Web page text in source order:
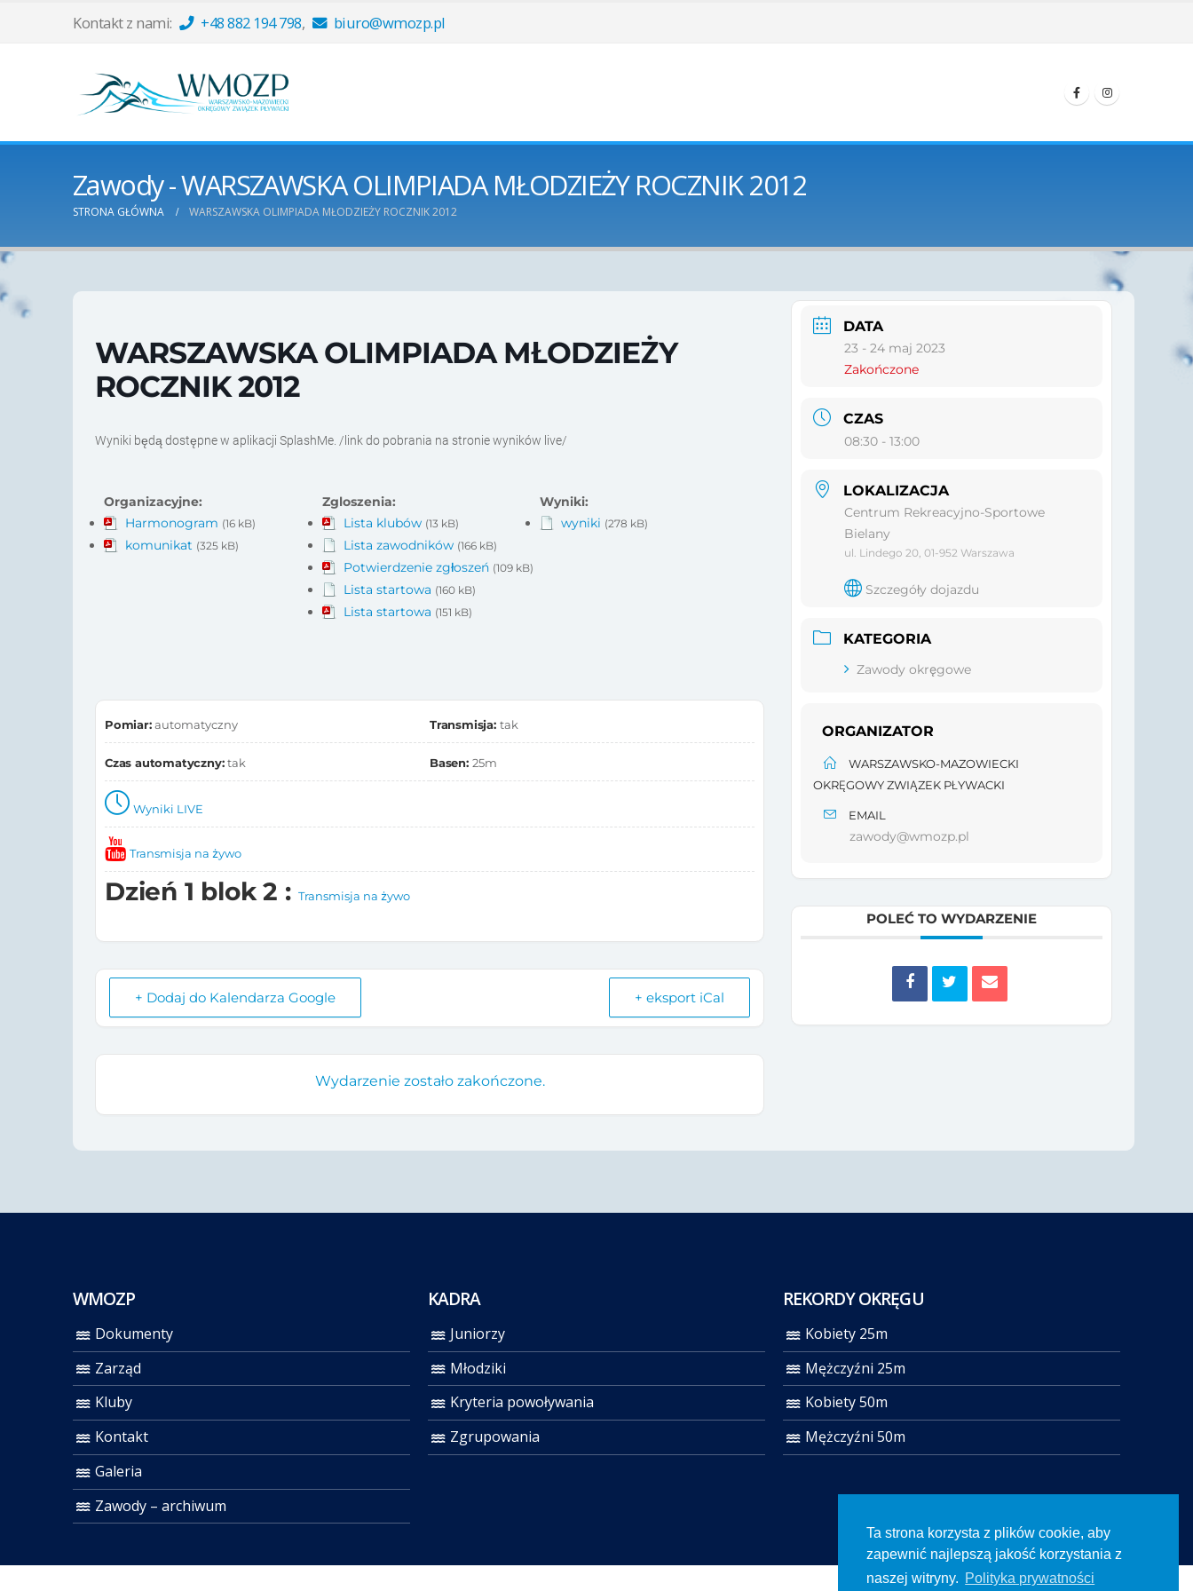
Kontakt z nami: +48 882 194 798, biuro@wmozp.pl
Zawody - WARSZAWSKA OLIMPIADA MŁODZIEŻY ROCZNIK 2012
STRONA GŁÓWNA WARSZAWSKA OLIMPIADA MŁODZIEŻY ROCZNIK 2012
WARSZAWSKA OLIMPIADA MŁODZIEŻY
ROCZNIK 2012
Wyniki będą dostępne w aplikacji SplashMe. /link do pobrania na stronie wyników live/
Organizacyjne:
Harmonogram (16 kB)
komunikat (325 kB)
Zgloszenia:
Lista klubów (13 kB)
Lista zawodników (166 kB)
Potwierdzenie zgłoszeń (109 kB)
Lista startowa (160 kB)
Lista startowa (151 kB)
Wyniki:
wyniki (278 kB)
Pomiar:automatyczny Transmisja: tak
Czas automatyczny:tak Basen: 25m
Wyniki LIVE
Transmisja na żywo
Dzień 1 blok 2 : Transmisja na żywo
+ Dodaj do Kalendarza Google + eksport iCal
Wydarzenie zostało zakończone.
DATA
23 - 24 maj 2023
Zakończone
CZAS
08:30 - 13:00
LOKALIZACJA
Centrum Rekreacyjno-Sportowe
Bielany
ul. Lindego 20, 01-952 Warszawa
Szczegóły dojazdu
KATEGORIA
Zawody okręgowe
ORGANIZATOR
WARSZAWSKO-MAZOWIECKI
OKRĘGOWY ZWIĄZEK PŁYWACKI
EMAIL
zawody@wmozp.pl
POLEĆ TO WYDARZENIE
WMOZP
Dokumenty
Zarząd
Kluby
Kontakt
Galeria
Zawody – archiwum
KADRA
Juniorzy
Młodziki
Kryteria powoływania
Zgrupowania
REKORDY OKRĘGU
Kobiety 25m
Mężczyźni 25m
Kobiety 50m
Mężczyźni 50m
Ta strona korzysta z plików cookie, aby
zapewnić najlepszą jakość korzystania z
naszej witryny. Polityka prywatności